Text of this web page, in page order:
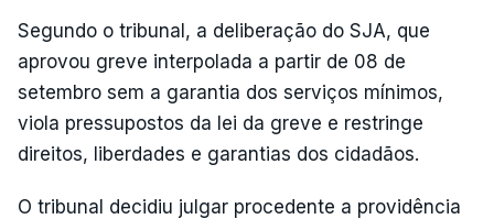
Segundo o tribunal, a deliberação do SJA, que
aprovou greve interpolada a partir de 08 de
setembro sem a garantia dos serviços mínimos,
viola pressupostos da lei da greve e restringe
direitos, liberdades e garantias dos cidadãos.
O tribunal decidiu julgar procedente a providência